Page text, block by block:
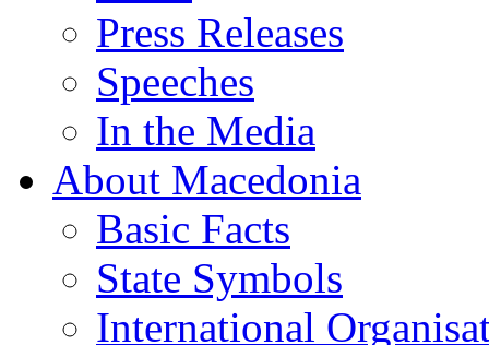
Press Releases
Speeches
In the Media
About Macedonia
Basic Facts
State Symbols
International